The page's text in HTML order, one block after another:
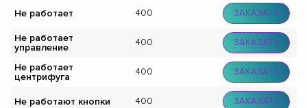
Не работает 400 ЗАКАЗАТЬ
Не работает
управление
400 ЗАКАЗАТЬ
Не работает
центрифуга
400 ЗАКАЗАТЬ
Не работают кнопки 400 ЗАКАЗАТЬ